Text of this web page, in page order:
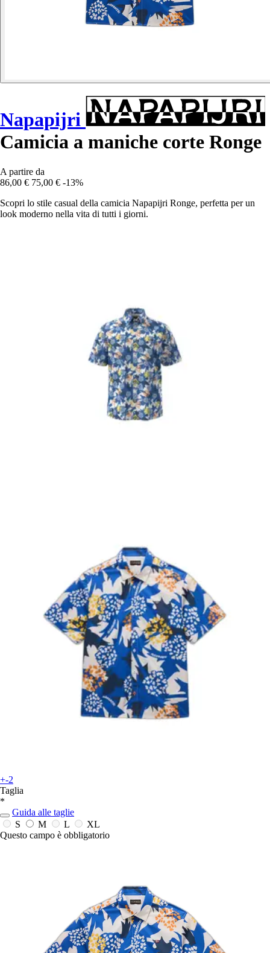
Napapijri
Camicia a maniche corte Ronge
A partire da
86,00 € 75,00 € -13%
Scopri lo stile casual della camicia Napapijri Ronge, perfetta per un
look moderno nella vita di tutti i giorni.
+-2
Taglia
*
Guida alle taglie
S
M L
XL
Questo campo è obbligatorio